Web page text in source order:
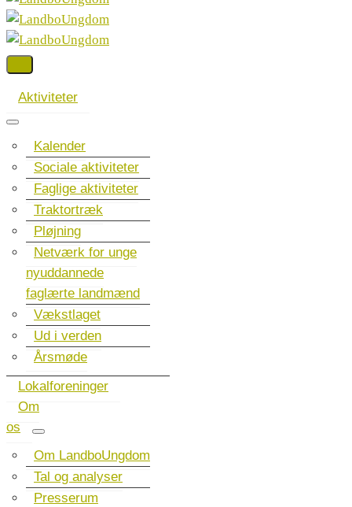
Aktiviteter
Kalender
Sociale aktiviteter
Faglige aktiviteter
Traktortræk
Pløjning
Netværk for unge
nyuddannede
faglærte landmænd
Vækstlaget
Ud i verden
Årsmøde
Lokalforeninger
Om
os
Om LandboUngdom
Tal og analyser
Presserum